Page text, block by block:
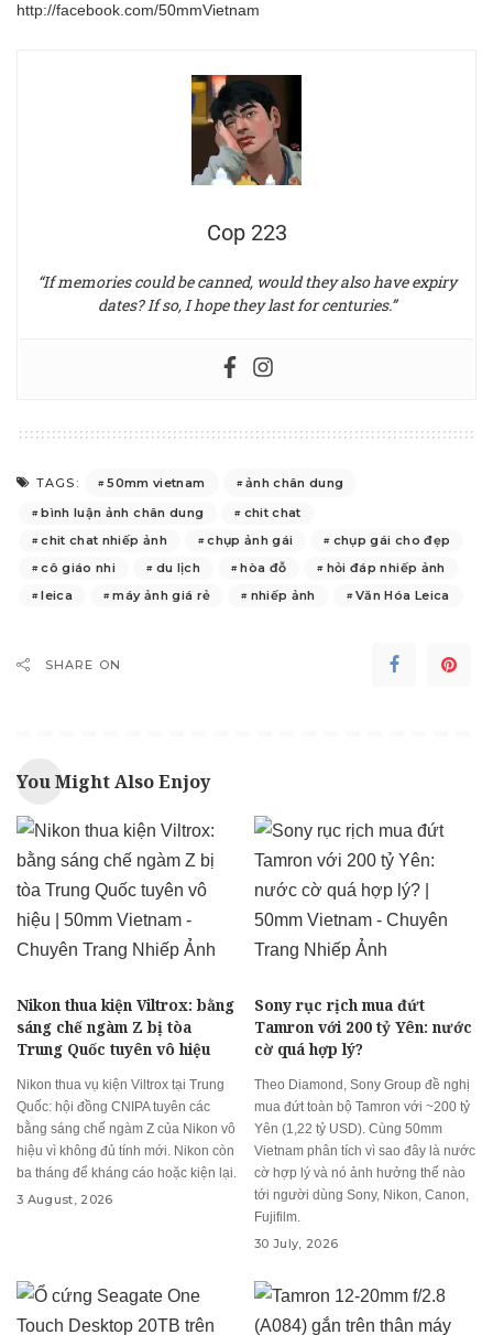
http://facebook.com/50mmVietnam
Cop 223
“If memories could be canned, would they also have expiry
dates? If so, I hope they last for centuries.”
TAGS: 50mm vietnam
ảnh chân dung
bình luận ảnh chân dung
chit chat
chit chat nhiếp ảnh
chụp ảnh gái
chụp gái cho đẹp
cô giáo nhi
du lịch hòa đỗ
hỏi đáp nhiếp ảnh
leica
máy ảnh giá rẻ nhiếp ảnh Văn Hóa Leica
SHARE ON
You Might Also Enjoy
Nikon thua kiện Viltrox: bằng
sáng chế ngàm Z bị tòa
Trung Quốc tuyên vô hiệu
Nikon thua vụ kiện Viltrox tại Trung
Quốc: hội đồng CNIPA tuyên các
bằng sáng chế ngàm Z của Nikon vô
hiệu vì không đủ tính mới. Nikon còn
ba tháng để kháng cáo hoặc kiện lại.
3 August, 2026
Sony rục rịch mua đứt
Tamron với 200 tỷ Yên: nước
cờ quá hợp lý?
Theo Diamond, Sony Group đề nghị
mua đứt toàn bộ Tamron với ~200 tỷ
Yên (1,22 tỷ USD). Cùng 50mm
Vietnam phân tích vì sao đây là nước
cờ hợp lý và nó ảnh hưởng thế nào
tới người dùng Sony, Nikon, Canon,
Fujifilm.
30 July, 2026